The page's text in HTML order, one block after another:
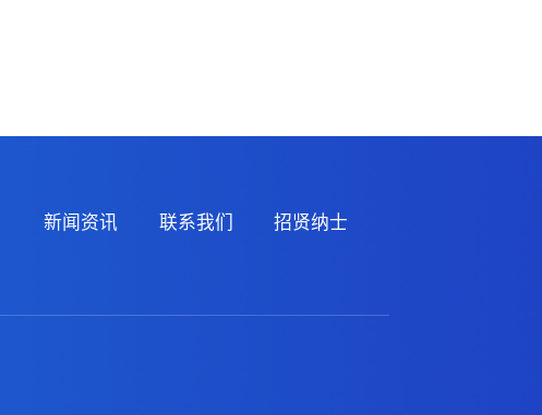
新闻资讯 联系我们 招贤纳士